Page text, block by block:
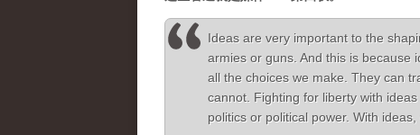
Ideas are very important to the
armies or guns. And this is because
all the choices we make. They can
cannot. Fighting for liberty with
politics or political power. With